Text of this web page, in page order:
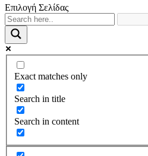
Επιλογή Σελίδας
Exact matches only
Search in title
Search in content